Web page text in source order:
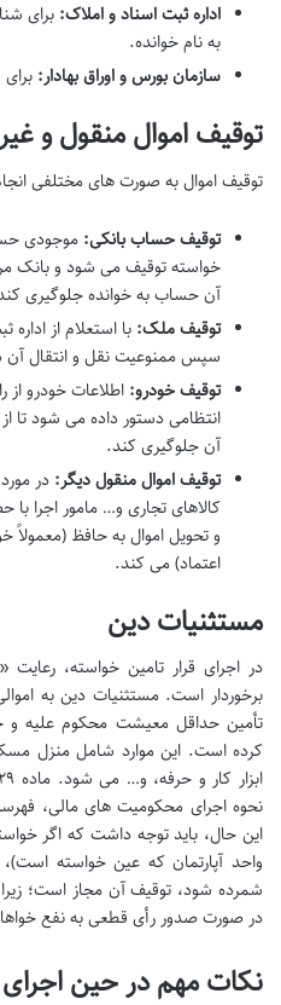
اداره ثبت اسناد و املاک: برای
به نام خوانده.
سازمان بورس و اوراق بهادار:
توقیف اموال منقول و
توقیف اموال به صورت های مختلفی
توقیف حساب بانکی: موجودی
خواسته توقیف می شود و بانک
آن حساب به خوانده جلوگیری
توقیف ملک: با استعلام از
سپس ممنوعیت نقل و انتقال
توقیف خودرو: اطلاعات خودرو
انتظامی دستور داده می شود تا
آن جلوگیری کند.
توقیف اموال منقول دیگر: در
کالاهای تجاری و… مامور اجرا
و تحویل اموال به حافظ
اعتماد) می کند.
مستثنیات دین
در اجرای قرار تامین خواسته،
برخوردار است. مستثنیات دین به
تأمین حداقل معیشت محکوم علیه و
کرده است. این موارد شامل منزل
نحوه اجرای محکومیت های مالی،
این حال، باید توجه داشت که اگر
واحد آپارتمان که عین خواسته
شمرده شود، توقیف آن مجاز است؛
در صورت صدور رأی قطعی به نفع
نکات مهم در حین اجرای